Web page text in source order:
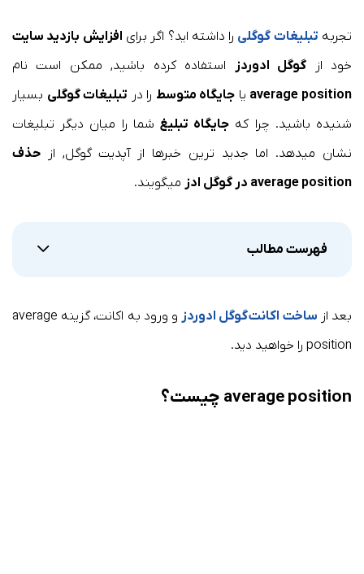
تجربه تبلیغات گوگلی را داشته اید؟ اگر برای افزایش بازدید سایت
خود از گوگل ادوردز استفاده کرده باشید, ممکن است نام
average position یا جایگاه متوسط را در تبلیغات گوگلی بسیار
شنیده باشید. چرا که جایگاه تبلیغ شما را میان دیگر تبلیغات
نشان میدهد. اما جدید ترین خبرها از آپدیت گوگل, از حذف
average position در گوگل ادز
میگویند.
فهرست مطالب
بعد از ساخت اکانت گوگل ادوردز
و ورود به اکانت، گزینه average
position را خواهید دید.
average position چیست؟